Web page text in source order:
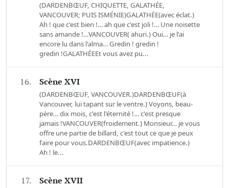
(DARDENBŒUF, CHIQUETTE, GALATHÉE,
VANCOUVER; PUIS ISMÉNIE)GALATHÉE(avec éclat.)
Ah ! que c'est bien !… ah que c'est joli !… Une noisette
sans amande !…VANCOUVER( ahuri.) Oui… je l'ai
encore lu dans l'alma… Gredin ! gredin !
gredin !GALATHÉEEt vous avez pu...
16. Scène XVI
(DARDENBŒUF, VANCOUVER.)DARDENBŒUF(à
Vancouver, lui tapant sur le ventre.) Voyons, beau-
père… dix mois, c'est l'éternité !… c'est presque
jamais !VANCOUVER(froidement.) Monsieur… je vous
offre une partie de billard, c'est tout ce que je peux
faire pour vous.DARDENBŒUF(avec impatience.)
Ah ! le...
17. Scène XVII